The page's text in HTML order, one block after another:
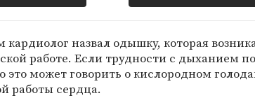
назвал одышку, которая
работе. Если трудности с дыханием
это может говорить о кислородном
работы сердца.